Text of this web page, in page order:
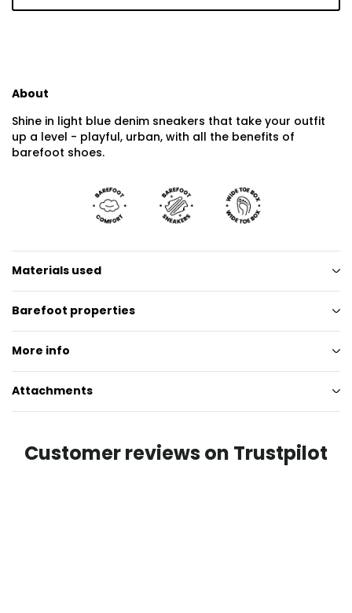
About
Shine in light blue denim sneakers that take your outfit
up a level - playful, urban, with all the benefits of
barefoot shoes.
Materials used
Barefoot properties
More info
Attachments
Customer reviews on Trustpilot